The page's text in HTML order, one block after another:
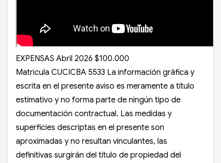
EXPENSAS Abril 2026 $100.000
Matricula CUCICBA 5533 La información gráfica y
escrita en el presente aviso es meramente a título
estimativo y no forma parte de ningún tipo de
documentación contractual. Las medidas y
superficies descriptas en el presente son
aproximadas y no resultan vinculantes, las
definitivas surgirán del título de propiedad del